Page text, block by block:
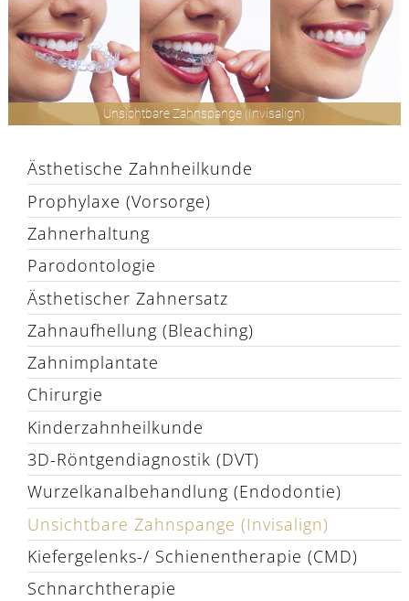
Unsichtbare Zahnspange (Invisalign)
Ästhetische Zahnheilkunde
Prophylaxe (Vorsorge)
Zahnerhaltung
Parodontologie
Ästhetischer Zahnersatz
Zahnaufhellung (Bleaching)
Zahnimplantate
Chirurgie
Kinderzahnheilkunde
3D-Röntgendiagnostik (DVT)
Wurzelkanalbehandlung (Endodontie)
Unsichtbare Zahnspange (Invisalign)
Kiefergelenks-/ Schienentherapie (CMD)
Schnarchtherapie